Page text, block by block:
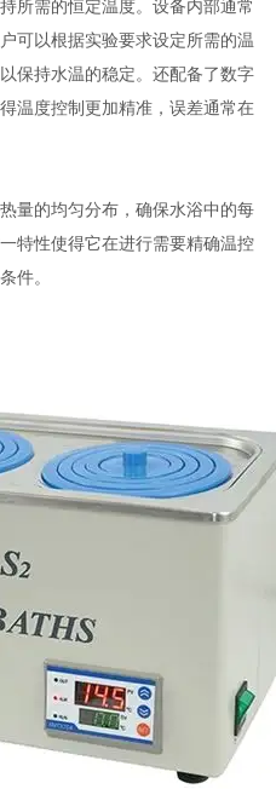
需的恒定温度。设备内部通常
可以根据实验要求设定所需的温
保持水温的稳定。还配备了数字
温度控制更加精准，误差通常在
的均匀分布，确保水浴中的每
特性使得它在进行需要精确温控
件。